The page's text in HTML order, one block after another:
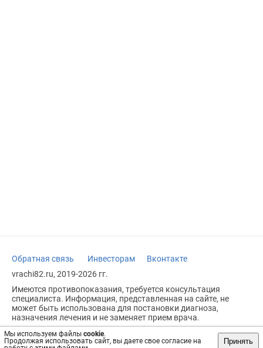
Мы используем файлы cookie.
Продолжая использовать сайт, вы даете свое согласие на
Принять
Обратная связь Инвесторам
Вконтакте
vrachi82.ru, 2019-2026 гг.
Имеются противопоказания, требуется консультация
специалиста. Информация, представленная на сайте, не
может быть использована для постановки диагноза,
назначения лечения и не заменяет прием врача.
Возрастное ограничение: 18+